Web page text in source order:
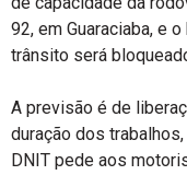
92, em Guaraciaba, e
trânsito será
A previsão é de
duração dos
DNIT pede aos